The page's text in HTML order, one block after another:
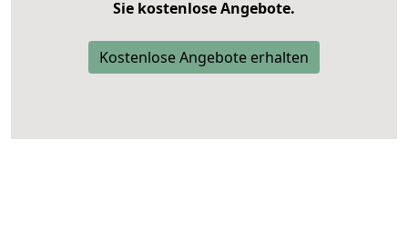
Sie kostenlose Angebote.
Kostenlose Angebote erhalten